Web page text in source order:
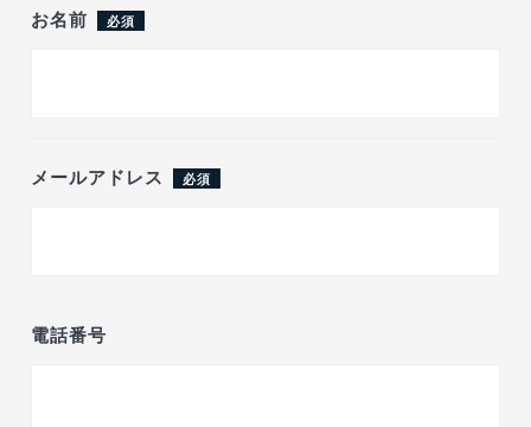
お名前 必須
メールアドレス 必須
電話番号